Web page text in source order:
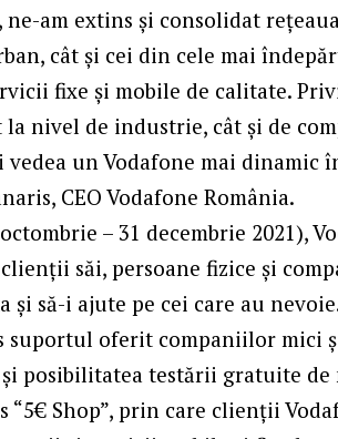
am extins și consolidat
cât și cei din cele mai
fixe și mobile de calitate.
la nivel de industrie, cât și de
vedea un Vodafone mai dinamic
CEO Vodafone România.
– 31 decembrie 2021),
săi, persoane fizice și
să-i ajute pe cei care au
suportul oferit companiilor mici
și posibilitatea testării gratuite
Shop”, prin care clienții